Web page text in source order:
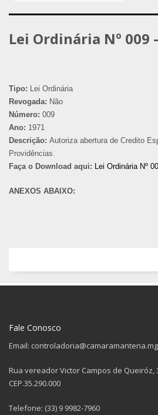
Lei Ordinária Nº 009
Tipo: Lei Ordinária
Revogada: Não
Número: 009
Ano: 1971
Descrição: Autoriza abertura de Credito
Providências.
Faça o Download aqui: Lei Ordinária Nº
ANEXOS ABAIXO:
Fale Conosco
Email:
Rua vereador Victor Campos de Queiróz,
CEP.35.290.000
Telefone: (33) 9 9982-7960